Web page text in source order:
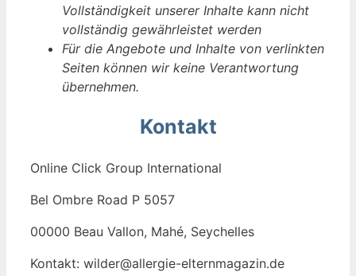
Vollständigkeit unserer Inhalte kann nicht
vollständig gewährleistet werden
Für die Angebote und Inhalte von verlinkten
Seiten können wir keine Verantwortung
übernehmen.
Kontakt
Online Click Group International
Bel Ombre Road P 5057
00000 Beau Vallon, Mahé, Seychelles
Kontakt: wilder@allergie-elternmagazin.de